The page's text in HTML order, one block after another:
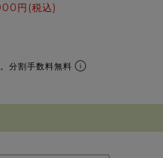
円 (税込)
分割手数料無料